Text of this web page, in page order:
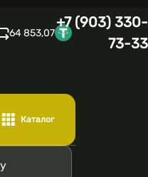
64 853,07
+7 (903) 330-
73-33
Каталог